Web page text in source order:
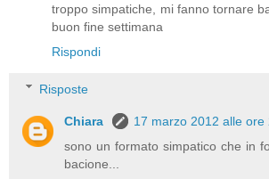
troppo simpatiche, mi fanno tornare
buon fine settimana
Rispondi
Risposte
Chiara
17 marzo 2012 alle ore
sono un formato simpatico che in
bacione...